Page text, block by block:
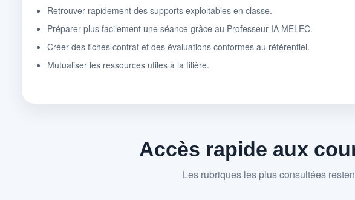
Retrouver rapidement des supports exploitables en classe.
Préparer plus facilement une séance grâce au Professeur IA MELEC.
Créer des fiches contrat et des évaluations conformes au référentiel.
Mutualiser les ressources utiles à la filière.
Accès rapide aux
Les rubriques les plus consultées